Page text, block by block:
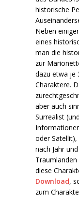
historische
Neben
eines
man die
zur
dazu etwa je
Charaktere.
aber auch
Surrealist
oder
nach Jahr
diese
Download,
zum